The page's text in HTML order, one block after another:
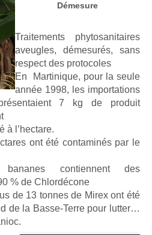
Démesure
Traitements phytosanitaires
aveugles, démesurés, sans
respect des protocoles
En Martinique, pour la seule
année 1998, les importations
7 kg de produit
à l’hectare.
ont été contaminés par le
contiennent des
% de Chlordécone
de 13 tonnes de Mirex ont été
de la Basse-Terre pour lutter…